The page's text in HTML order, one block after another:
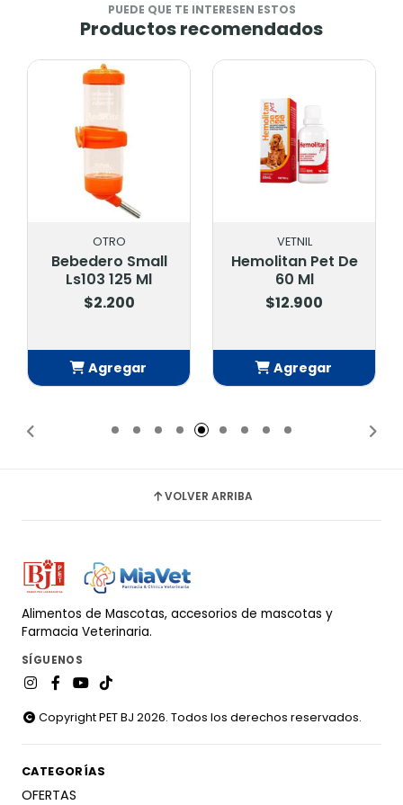
PUEDE QUE TE INTERESEN ESTOS
Productos recomendados
OTRO
Bebedero Small
Ls103 125 Ml
$2.200
Agregar
VETNIL
Hemolitan Pet De
60 Ml
$12.900
Agregar
VOLVER ARRIBA
Alimentos de Mascotas, accesorios de mascotas y
Farmacia Veterinaria.
SÍGUENOS
Copyright PET BJ 2026. Todos los derechos reservados.
CATEGORÍAS
OFERTAS